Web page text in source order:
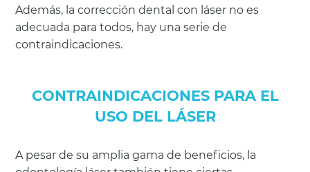
Además, la corrección dental con láser no es
adecuada para todos, hay una serie de
contraindicaciones.
CONTRAINDICACIONES PARA EL
USO DEL LÁSER
A pesar de su amplia gama de beneficios, la